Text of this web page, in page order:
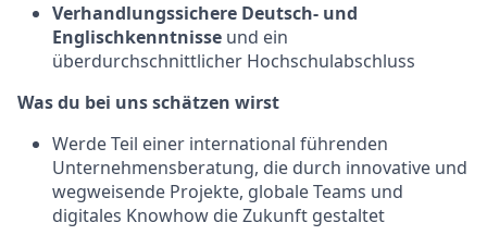
Verhandlungssichere Deutsch- und
Englischkenntnisse und ein
überdurchschnittlicher Hochschulabschluss
Was du bei uns schätzen wirst
Werde Teil einer international führenden
Unternehmensberatung, die durch innovative und
wegweisende Projekte, globale Teams und
digitales Knowhow die Zukunft gestaltet